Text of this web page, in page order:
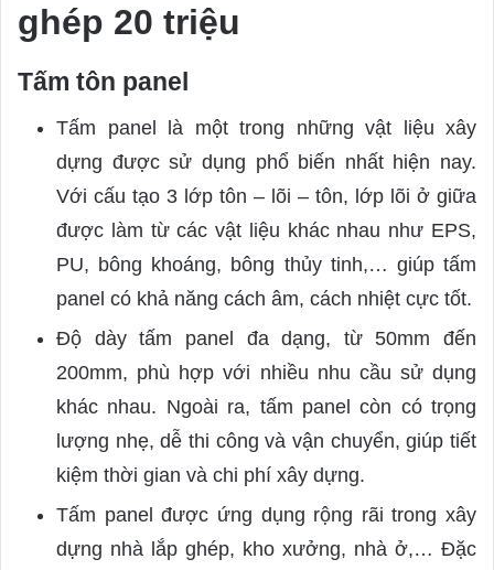
ghép 20 triệu
Tấm tôn panel
Tấm panel là một trong những vật liệu xây
dựng được sử dụng phổ biến nhất hiện nay.
Với cấu tạo 3 lớp tôn – lõi – tôn, lớp lõi ở giữa
được làm từ các vật liệu khác nhau như EPS,
PU, bông khoáng, bông thủy tinh,… giúp tấm
panel có khả năng cách âm, cách nhiệt cực tốt.
Độ dày tấm panel đa dạng, từ 50mm đến
200mm, phù hợp với nhiều nhu cầu sử dụng
khác nhau. Ngoài ra, tấm panel còn có trọng
lượng nhẹ, dễ thi công và vận chuyển, giúp tiết
kiệm thời gian và chi phí xây dựng.
Tấm panel được ứng dụng rộng rãi trong xây
dựng nhà lắp ghép, kho xưởng, nhà ở,… Đặc